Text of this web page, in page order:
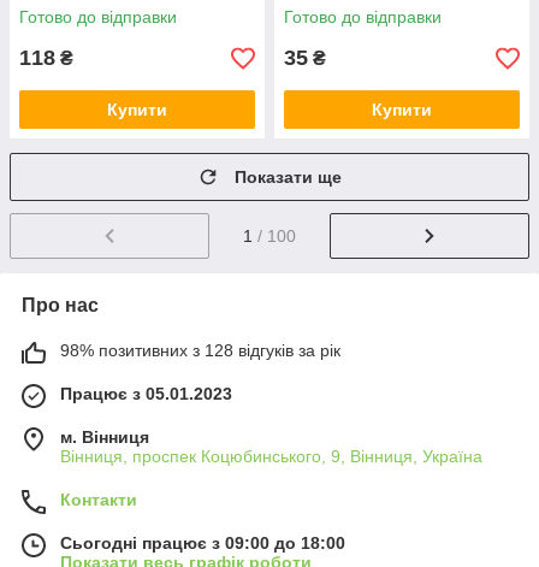
Готово до відправки
118 ₴
Купити
Готово до відправки
35 ₴
Купити
Показати ще
1 / 100
Про нас
98% позитивних з 128 відгуків за рік
Працює з 05.01.2023
м. Вінниця
Вінниця, проспек Коцюбинського, 9, Вінниця, Україна
Контакти
Сьогодні працює з 09:00 до 18:00
Показати весь графік роботи